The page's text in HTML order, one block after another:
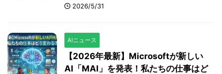
2026/5/31
AIニュース
【2026年最新】Microsoftが新しい
AI「MAI」を発表！私たちの仕事はど